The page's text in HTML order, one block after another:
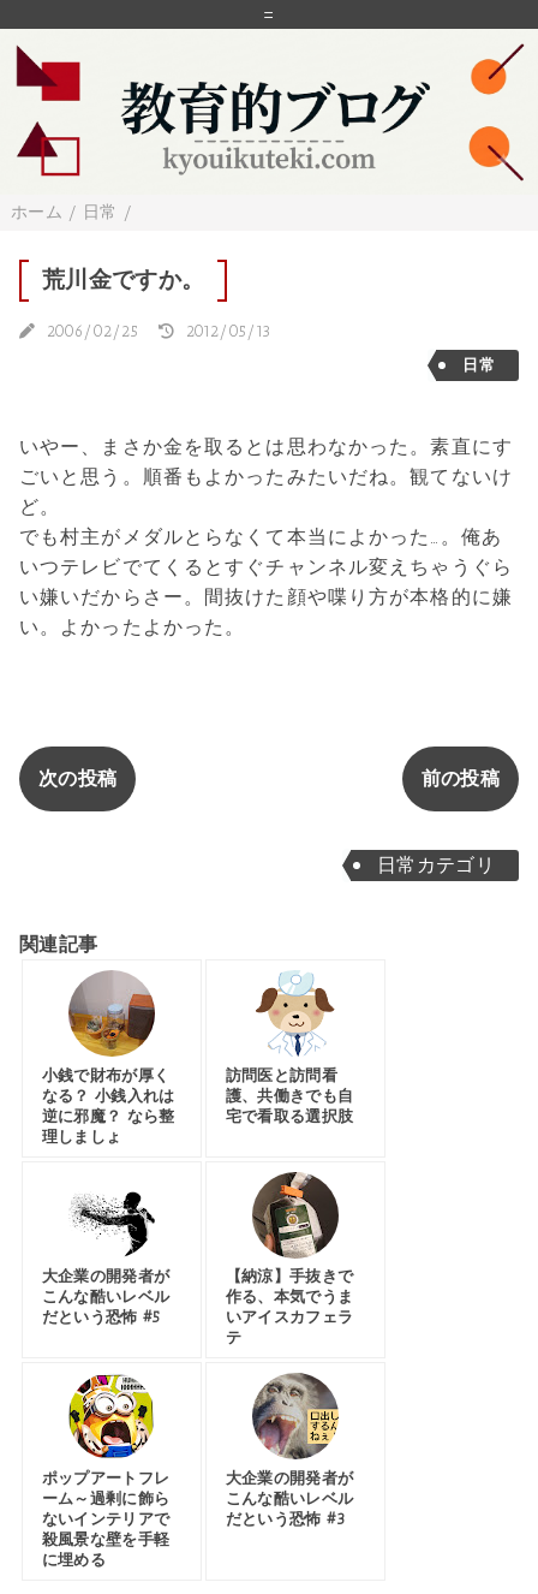
=
ホーム / 日常 /
荒川金ですか。
2006/02/25
2012/05/13
日常
いやー、まさか金を取るとは思わなかった。素直にす
ごいと思う。順番もよかったみたいだね。観てないけ
ど。
でも村主がメダルとらなくて本当によかった…。俺あ
いつテレビでてくるとすぐチャンネル変えちゃうぐら
い嫌いだからさー。間抜けた顔や喋り方が本格的に嫌
い。よかったよかった。
次の投稿 前の投稿
日常カテゴリ
関連記事
小銭で財布が厚く
なる？ 小銭入れは
逆に邪魔？ なら整
理しましょ
訪問医と訪問看
護、共働きでも自
宅で看取る選択肢
大企業の開発者が
こんな酷いレベル
だという恐怖 #5
【納涼】手抜きで
作る、本気でうま
いアイスカフェラ
テ
ポップアートフレ
ーム～過剰に飾ら
ないインテリアで
殺風景な壁を手軽
に埋める
大企業の開発者が
こんな酷いレベル
だという恐怖 #3